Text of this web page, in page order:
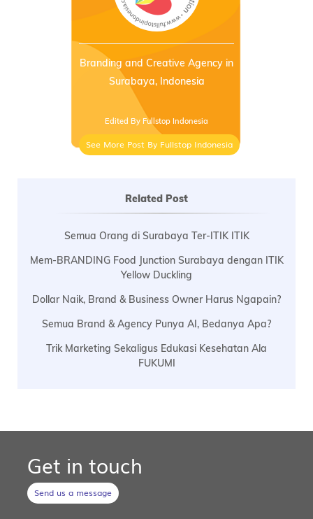
Branding and Creative Agency in
Surabaya, Indonesia
Edited By Fullstop Indonesia
See More Post By Fullstop Indonesia
Related Post
Semua Orang di Surabaya Ter-ITIK ITIK
Mem-BRANDING Food Junction Surabaya dengan ITIK
Yellow Duckling
Dollar Naik, Brand & Business Owner Harus Ngapain?
Semua Brand & Agency Punya AI, Bedanya Apa?
Trik Marketing Sekaligus Edukasi Kesehatan Ala
FUKUMI
Get in touch
Send us a message